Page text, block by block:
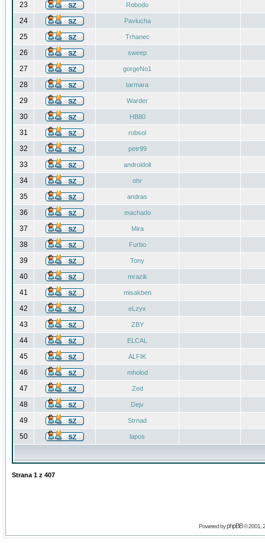
23 Robodo
24 Pavlucha
25 Trhanec
26 sweep
27 gorgeNo1
28 tarmara
29 Warder
30 HB80
31 robsol
32 petr99
33 androidoll
34 ohr
35 andras
36 machado
37 Mira
38 Furbo
39 Tony
40 mrazik
41 misakben
42 eLzyx
43 ZBY
44 ELCAL
45 ALFIK
46 mholod
47 Zed
48 Dejv
49 Strnad
50 lapos
Strana 1 z 407
Powered byphpBB© 2001,